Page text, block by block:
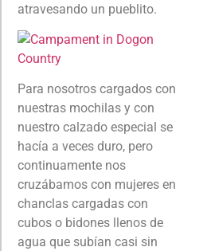
atravesando un pueblito.
Para nosotros cargados con
nuestras mochilas y con
nuestro calzado especial se
hacía a veces duro, pero
continuamente nos
cruzábamos con mujeres en
chanclas cargadas con
cubos o bidones llenos de
agua que subían casi sin